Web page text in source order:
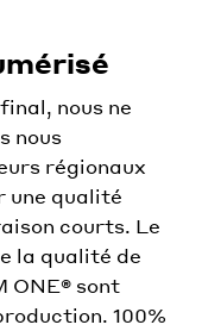
nous ne
nous
régionaux
une qualité
courts. Le
la qualité de
ONE® sont
100%